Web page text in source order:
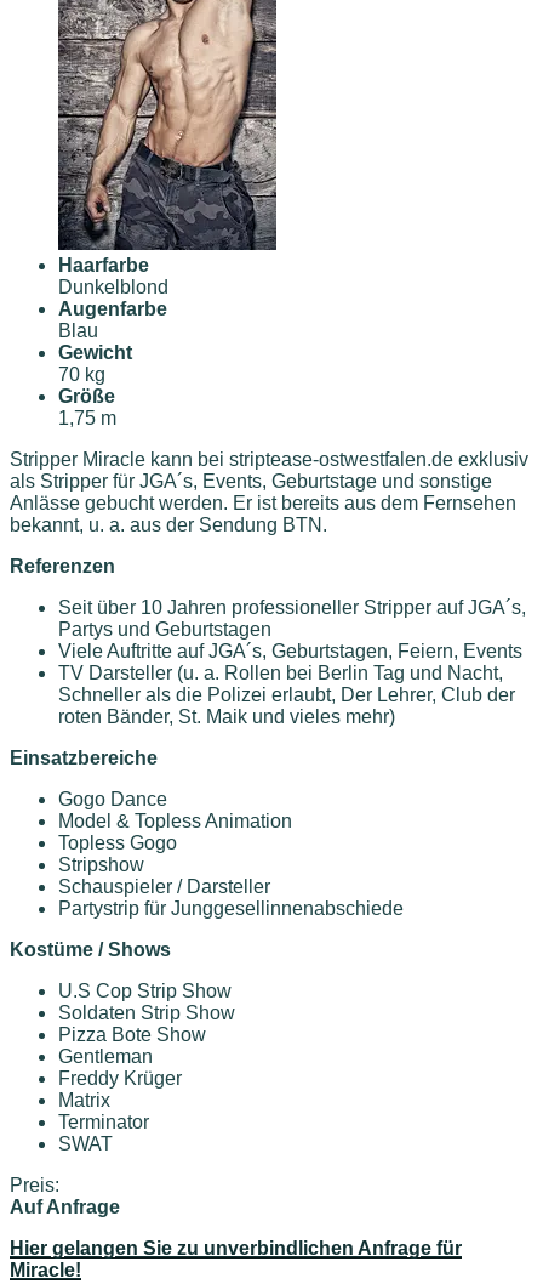
Haarfarbe
Dunkelblond
Augenfarbe
Blau
Gewicht
70 kg
Größe
1,75 m
Stripper Miracle kann bei striptease-ostwestfalen.de exklusiv
als Stripper für JGA´s, Events, Geburtstage und sonstige
Anlässe gebucht werden. Er ist bereits aus dem Fernsehen
bekannt, u. a. aus der Sendung BTN.
Referenzen
Seit über 10 Jahren professioneller Stripper auf JGA´s,
Partys und Geburtstagen
Viele Auftritte auf JGA´s, Geburtstagen, Feiern, Events
TV Darsteller (u. a. Rollen bei Berlin Tag und Nacht,
Schneller als die Polizei erlaubt, Der Lehrer, Club der
roten Bänder, St. Maik und vieles mehr)
Einsatzbereiche
Gogo Dance
Model & Topless Animation
Topless Gogo
Stripshow
Schauspieler / Darsteller
Partystrip für Junggesellinnenabschiede
Kostüme / Shows
U.S Cop Strip Show
Soldaten Strip Show
Pizza Bote Show
Gentleman
Freddy Krüger
Matrix
Terminator
SWAT
Preis:
Auf Anfrage
Hier gelangen Sie zu unverbindlichen Anfrage für
Miracle!